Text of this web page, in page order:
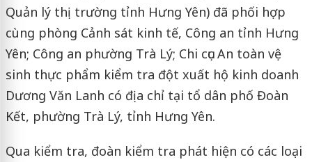
Quản lý thị trường tỉnh Hưng Yên) đã phối hợp
cùng phòng Cảnh sát kinh tế, Công an tỉnh Hưng
Yên; Công an phường Trà Lý; Chi cục An toàn vệ
sinh thực phẩm kiểm tra đột xuất hộ kinh doanh
Dương Văn Lanh có địa chỉ tại tổ dân phố Đoàn
Kết, phường Trà Lý, tỉnh Hưng Yên.
Qua kiểm tra, đoàn kiểm tra phát hiện có các loại